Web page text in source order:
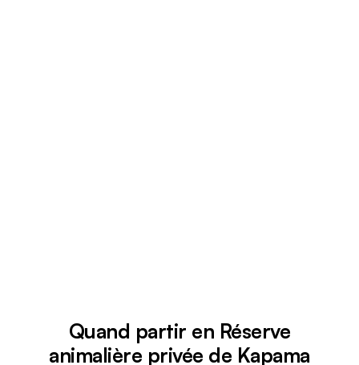
Quand partir en Réserve
animalière privée de Kapama